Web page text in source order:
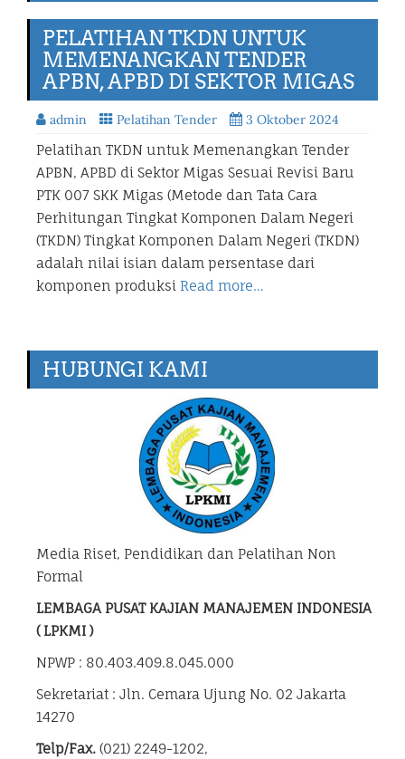
PELATIHAN TKDN UNTUK
MEMENANGKAN TENDER
APBN, APBD DI SEKTOR MIGAS
admin Pelatihan Tender 3 Oktober 2024
Pelatihan TKDN untuk Memenangkan Tender
APBN, APBD di Sektor Migas Sesuai Revisi Baru
PTK 007 SKK Migas (Metode dan Tata Cara
Perhitungan Tingkat Komponen Dalam Negeri
(TKDN) Tingkat Komponen Dalam Negeri (TKDN)
adalah nilai isian dalam persentase dari
komponen produksi Read more…
HUBUNGI KAMI
Media Riset, Pendidikan dan Pelatihan Non
Formal
LEMBAGA PUSAT KAJIAN MANAJEMEN INDONESIA
( LPKMI )
NPWP : 80.403.409.8.045.000
Sekretariat : Jln. Cemara Ujung No. 02 Jakarta
14270
Telp/Fax. (021) 2249-1202,